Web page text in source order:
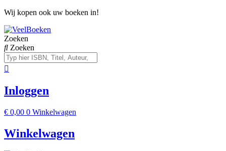
Wij kopen ook uw boeken in!
Zoeken
Zoeken
Inloggen
€ 0,00 0 Winkelwagen
Winkelwagen